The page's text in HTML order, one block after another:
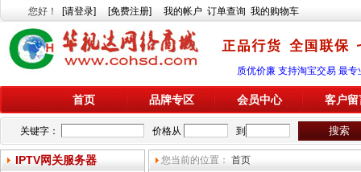
您好 ！ [请登录] [免费注册] 我的帐户 订单查询 我的购物车
质优价廉 支持淘宝交易 最
首页 品牌专区 会员中心 客户留
关键字： 价格从 到
IPTV网关服务器
您当前的位置： 首页